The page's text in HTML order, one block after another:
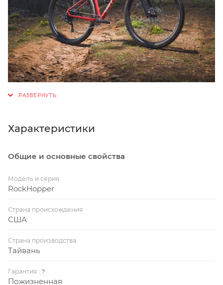
Характеристики
Общие и основные свойства
Модель и серия
RockHopper
Страна происхождения
США
Страна производства
Тайвань
Гарантия ?
Пожизненная